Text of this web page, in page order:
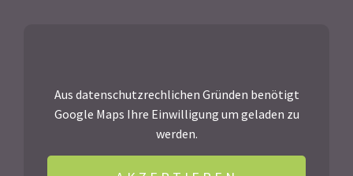
Aus datenschutzrechlichen Gründen benötigt
Google Maps Ihre Einwilligung um geladen zu
werden.